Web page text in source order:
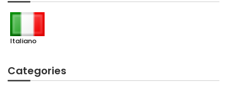
Italiano
Categories